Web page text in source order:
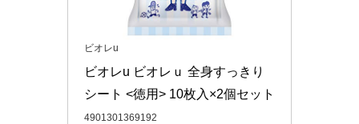
ビオレu
ビオレu ビオレｕ 全身すっきり
シート <徳用> 10枚入×2個セット
4901301369192